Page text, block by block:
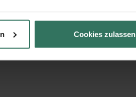
Cookies zulassen